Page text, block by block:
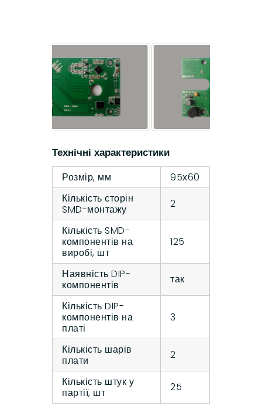
Технічні характеристики
Розмір, мм
95х60
Кількість сторін
SMD-монтажу
2
Кількість SMD-
компонентів на
виробі, шт
125
Наявність DIP-
компонентів
так
Кількість DIP-
компонентів на
платі
3
Кількість шарів
плати
2
Кількість штук у
партії, шт
25